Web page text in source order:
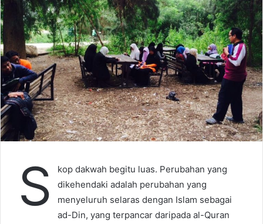
S
kop dakwah begitu luas. Perubahan yang
dikehendaki adalah perubahan yang
menyeluruh selaras dengan Islam sebagai
ad-Din, yang terpancar daripada al-Quran